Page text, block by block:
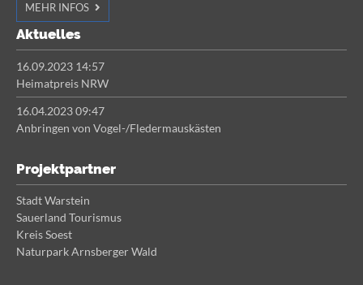
MEHR INFOS
Aktuelles
16.09.2023 14:57
Heimatpreis NRW
16.04.2023 09:47
Anbringen von Vogel-/Fledermauskästen
Projektpartner
Stadt Warstein
Sauerland Tourismus
Kreis Soest
Naturpark Arnsberger Wald